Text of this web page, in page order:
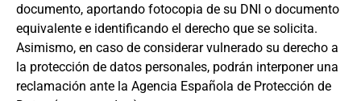
documento, aportando fotocopia de su DNI o documento
equivalente e identificando el derecho que se solicita.
Asimismo, en caso de considerar vulnerado su derecho a
la protección de datos personales, podrán interponer una
reclamación ante la Agencia Española de Protección de